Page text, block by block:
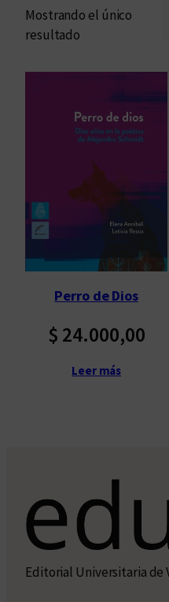
Mostrando el único
resultado
Perro de Dios
$ 24.000,00
Leer más
Editorial Universitaria de